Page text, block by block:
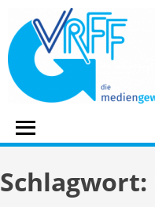
content
Schlagwort: